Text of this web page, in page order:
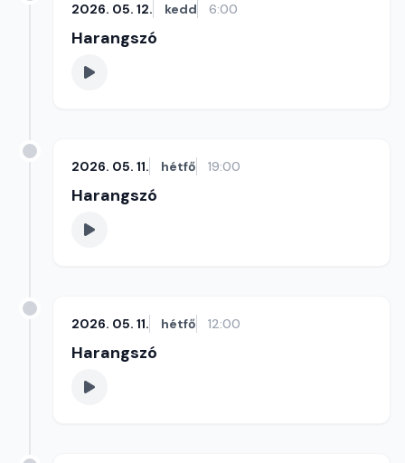
2026. 05. 12. kedd 6:00
Harangszó
2026. 05. 11. hétfő 19:00
Harangszó
2026. 05. 11. hétfő 12:00
Harangszó